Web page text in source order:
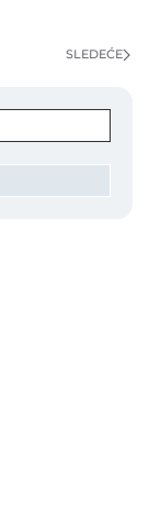
SLEDEĆE